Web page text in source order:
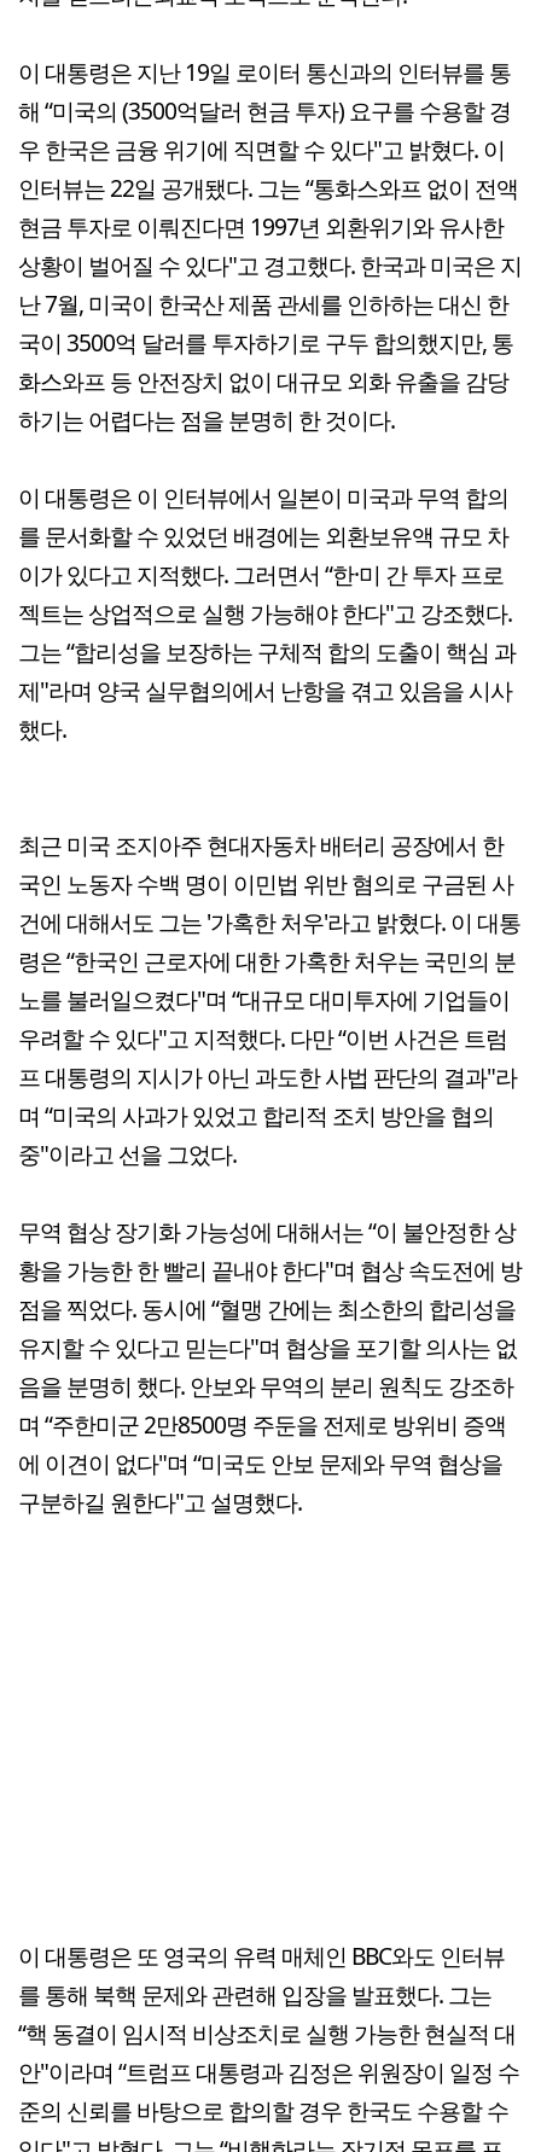
이 대통령은 지난 19일 로이터 통신과의 인터뷰를 통
해 “미국의 (3500억달러 현금 투자) 요구를 수용할 경
우 한국은 금융 위기에 직면할 수 있다"고 밝혔다. 이
인터뷰는 22일 공개됐다. 그는 “통화스와프 없이 전액
현금 투자로 이뤄진다면 1997년 외환위기와 유사한
상황이 벌어질 수 있다"고 경고했다. 한국과 미국은 지
난 7월, 미국이 한국산 제품 관세를 인하하는 대신 한
국이 3500억 달러를 투자하기로 구두 합의했지만, 통
화스와프 등 안전장치 없이 대규모 외화 유출을 감당
하기는 어렵다는 점을 분명히 한 것이다.
이 대통령은 이 인터뷰에서 일본이 미국과 무역 합의
를 문서화할 수 있었던 배경에는 외환보유액 규모 차
이가 있다고 지적했다. 그러면서 “한·미 간 투자 프로
젝트는 상업적으로 실행 가능해야 한다"고 강조했다.
그는 “합리성을 보장하는 구체적 합의 도출이 핵심 과
제"라며 양국 실무협의에서 난항을 겪고 있음을 시사
했다.
최근 미국 조지아주 현대자동차 배터리 공장에서 한
국인 노동자 수백 명이 이민법 위반 혐의로 구금된 사
건에 대해서도 그는 '가혹한 처우'라고 밝혔다. 이 대통
령은 “한국인 근로자에 대한 가혹한 처우는 국민의 분
노를 불러일으켰다"며 “대규모 대미투자에 기업들이
우려할 수 있다"고 지적했다. 다만 “이번 사건은 트럼
프 대통령의 지시가 아닌 과도한 사법 판단의 결과"라
며 “미국의 사과가 있었고 합리적 조치 방안을 협의
중"이라고 선을 그었다.
무역 협상 장기화 가능성에 대해서는 “이 불안정한 상
황을 가능한 한 빨리 끝내야 한다"며 협상 속도전에 방
점을 찍었다. 동시에 “혈맹 간에는 최소한의 합리성을
유지할 수 있다고 믿는다"며 협상을 포기할 의사는 없
음을 분명히 했다. 안보와 무역의 분리 원칙도 강조하
며 “주한미군 2만8500명 주둔을 전제로 방위비 증액
에 이견이 없다"며 “미국도 안보 문제와 무역 협상을
구분하길 원한다"고 설명했다.
이 대통령은 또 영국의 유력 매체인 BBC와도 인터뷰
를 통해 북핵 문제와 관련해 입장을 발표했다. 그는
“핵 동결이 임시적 비상조치로 실행 가능한 현실적 대
안"이라며 “트럼프 대통령과 김정은 위원장이 일정 수
준의 신뢰를 바탕으로 합의할 경우 한국도 수용할 수